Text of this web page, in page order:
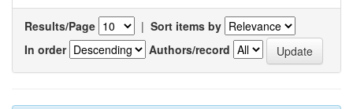
Results/Page | Sort items by
In order
Authors/record